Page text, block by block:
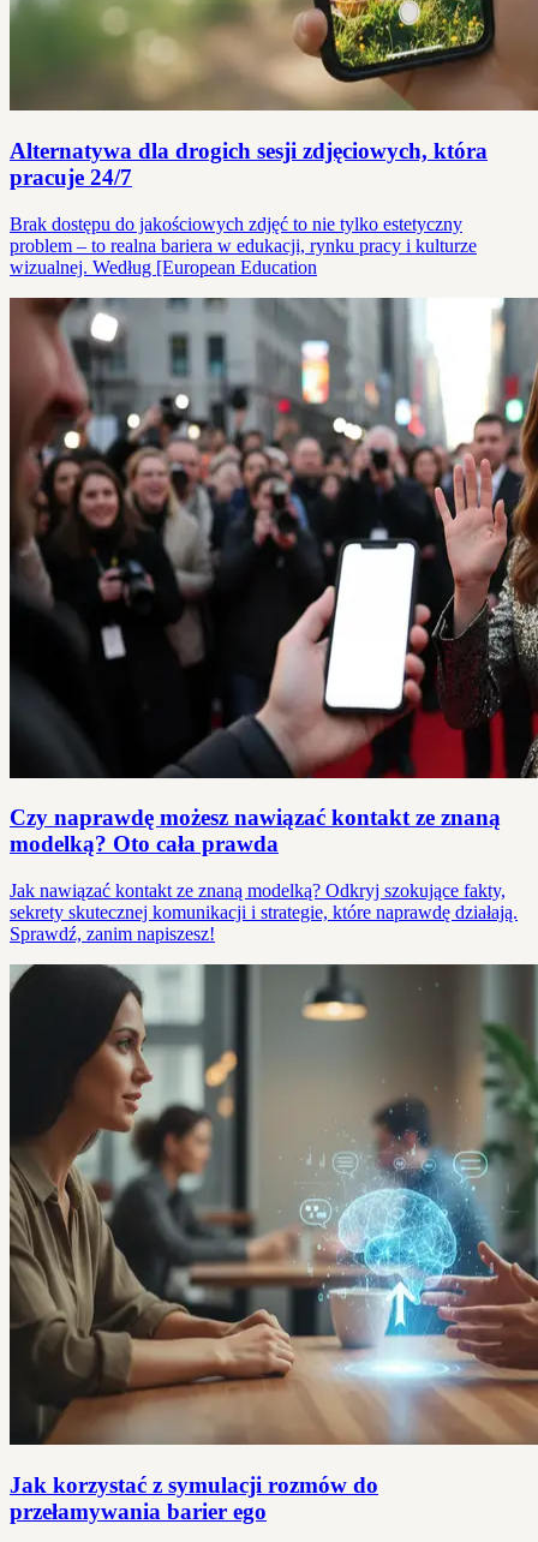
Alternatywa dla drogich sesji zdjęciowych, która
pracuje 24/7
Brak dostępu do jakościowych zdjęć to nie tylko estetyczny
problem – to realna bariera w edukacji, rynku pracy i kulturze
wizualnej. Według [European Education
Czy naprawdę możesz nawiązać kontakt ze znaną
modelką? Oto cała prawda
Jak nawiązać kontakt ze znaną modelką? Odkryj szokujące fakty,
sekrety skutecznej komunikacji i strategie, które naprawdę działają.
Sprawdź, zanim napiszesz!
Jak korzystać z symulacji rozmów do
przełamywania barier ego